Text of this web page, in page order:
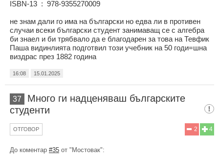
ISBN-13 ‏ : ‎ 978-9355270009
не знам дали го има на български но едва ли в противен
случаи всеки български студент занимаващ се с алгебра
би знаел и би трябвало да е благодарен за това на Тевфик
Паша видинлията подготвил този учебник на 50 годи=шна
виздрас през 1882 година
16:08 15.01.2025
37
Много ги надценяваш българските
студенти
4
2
ОТГОВОР
До коментар #35 от "Мостовак":